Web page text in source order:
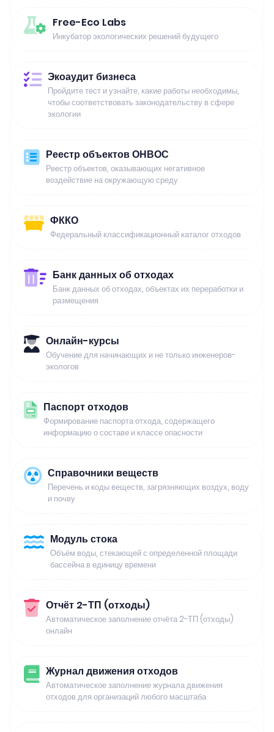
Free-Eco Labs
Инкубатор экологических решений будущего
Экоаудит бизнеса
Пройдите тест и узнайте, какие работы необходимы,
чтобы соответствовать законодательству в сфере
экологии
Реестр объектов ОНВОС
Реестр объектов, оказывающих негативное
воздействие на окружающую среду
ФККО
Федеральный классификационный каталог отходов
Банк данных об отходах
Банк данных об отходах, объектах их переработки и
размещения
Онлайн-курсы
Обучение для начинающих и не только инженеров-
экологов
Паспорт отходов
Формирование паспорта отхода, содержащего
информацию о составе и классе опасности
Справочники веществ
Перечень и коды веществ, загрязняющих воздух, воду
и почву
Модуль стока
Объём воды, стекающей с определенной площади
бассейна в единицу времени
Отчёт 2-ТП (отходы)
Автоматическое заполнение отчёта 2-ТП (отходы)
онлайн
Журнал движения отходов
Автоматическое заполнение журнала движения
отходов для организаций любого масштаба